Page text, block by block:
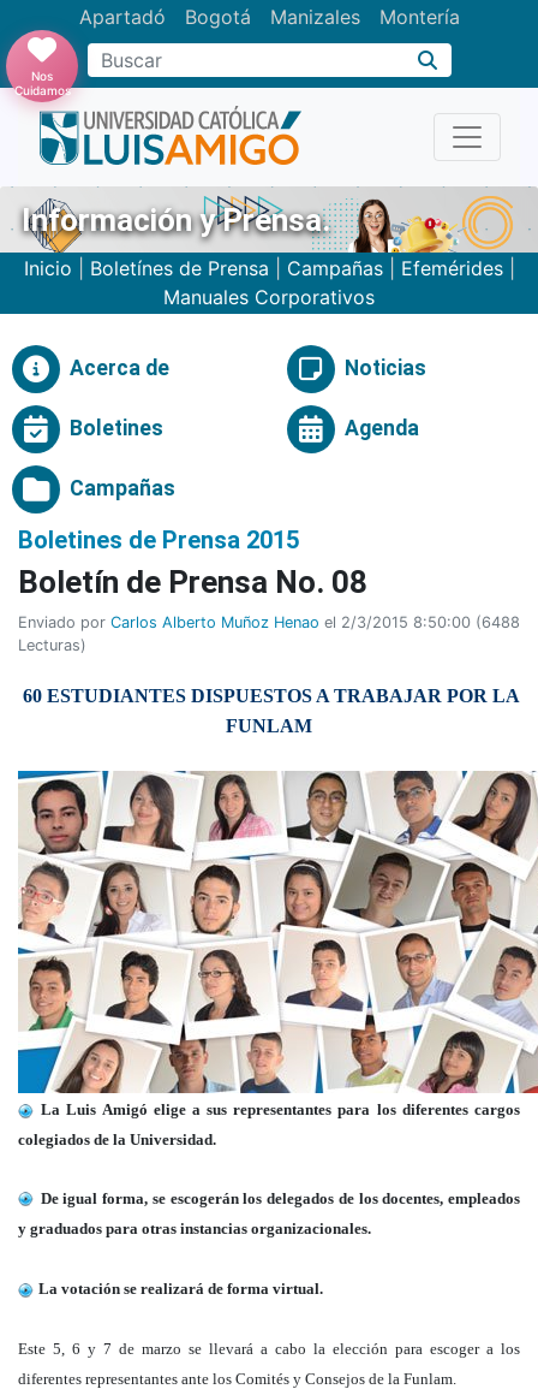
Apartadó Bogotá Manizales Montería
Buscar
Nos
Cuidamos
Información y Prensa.
Inicio Boletínes de Prensa Campañas| Efemérides|
Manuales Corporativos
Acerca de Noticias
Boletines Agenda
Campañas
Boletines de Prensa 2015
Boletí­n de Prensa No. 08
Enviado por Carlos Alberto Muñoz Henao el 2/3/2015 8:50:00 (6488
Lecturas)
60 ESTUDIANTES DISPUESTOS A TRABAJAR POR LA
FUNLAM
La Luis Amigó elige a sus representantes para los diferentes cargos
colegiados de la Universidad.
De igual forma, se escogerán los delegados de los docentes, empleados
y graduados para otras instancias organizacionales.
La votación se realizará de forma virtual.
Este 5, 6 y 7 de marzo se llevará a cabo la elección para escoger a los
diferentes representantes ante los Comités y Consejos de la Funlam.